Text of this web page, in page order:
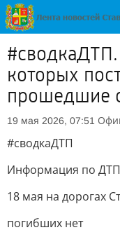
которых
прошедшие
19 мая 2026, 07:51
#сводкаДТП
Информация по
18 мая на дорогах
погибших нет